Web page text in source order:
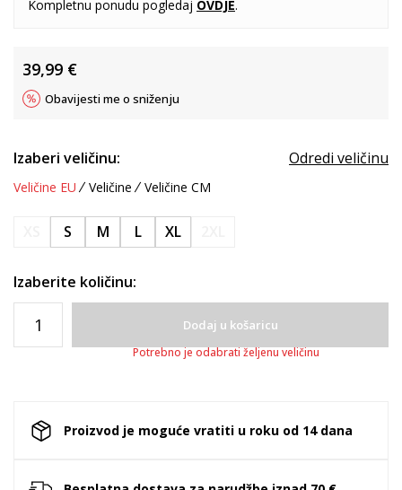
Kompletnu ponudu pogledaj OVDJE.
39,99 €
Obavijesti me o sniženju
Izaberi veličinu: Odredi veličinu
Veličine EU Veličine Veličine CM
S M L XL
Izaberite količinu:
Dodaj u košaricu
Potrebno je odabrati željenu veličinu
Proizvod je moguće vratiti u roku od 14 dana